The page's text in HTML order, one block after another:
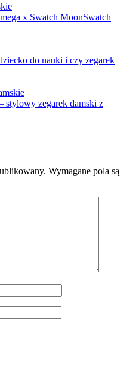
x Swatch MoonSwatch
do nauki i czy zegarek
stylowy zegarek damski z
Wymagane pola są